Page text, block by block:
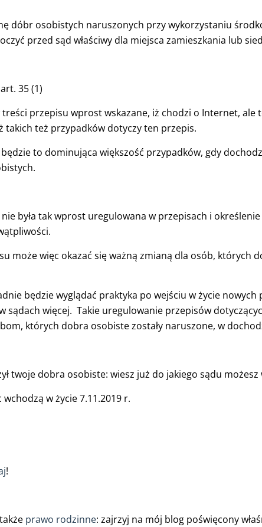
dóbr osobistych naruszonych przy wykorzystaniu
przed sąd właściwy dla miejsca zamieszkania lub
35 (1)
przepisu wprost wskazane, iż chodzi o Internet, ale
takich też przypadków dotyczy ten przepis.
będzie to dominująca większość przypadków, gdy
była tak wprost uregulowana w przepisach i określenie
może więc okazać się ważną zmianą dla osób, których
będzie wyglądać praktyka po wejściu w życie nowych
sądach więcej. Takie uregulowanie przepisów
których dobra osobiste zostały naruszone, w
twoje dobra osobiste: wiesz już do jakiego sądu
w życie 7.11.2019 r.
!
prawo rodzinne: zajrzyj na mój blog poświęcony